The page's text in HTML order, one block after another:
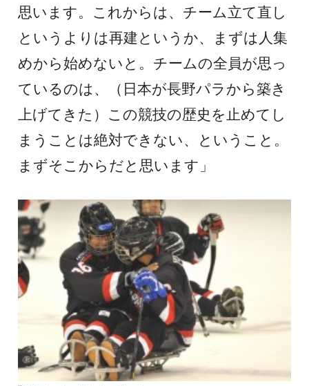
思います。これからは、チーム立て直し
というよりは再建というか、まずは人集
めから始めないと。チームの全員が思っ
ているのは、（日本が長野パラから築き
上げてきた）この競技の歴史を止めてし
まうことは絶対できない、ということ。
まずそこからだと思います」